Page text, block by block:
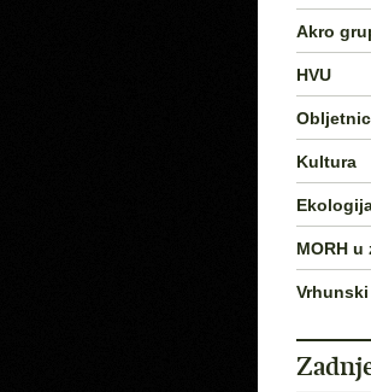
Akro
HVU
Kultura
MORH